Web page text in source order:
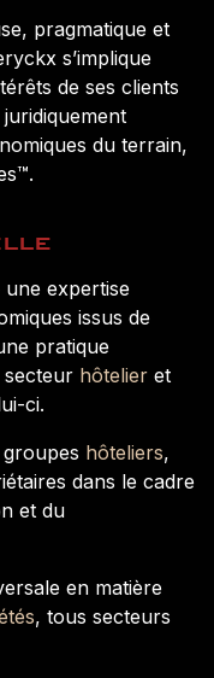
pragmatique et
s’implique
de ses clients
du terrain,
expertise
issus de
pratique
secteur hôtelier et
ci.
hôteliers,
dans le cadre
et du
en matière
, tous secteurs